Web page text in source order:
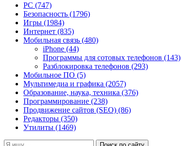
PC (747)
Безопасность (1796)
Игры (1984)
Интернет (835)
Мобильная связь (480)
iPhone (44)
Программы для сотовых телефонов (143)
Разблокировка телефонов (293)
Мобильное ПО (5)
Мультимедиа и графика (2057)
Образование, наука, техника (376)
Программирование (238)
Продвижение сайтов (SEO) (86)
Редакторы (350)
Утилиты (1469)